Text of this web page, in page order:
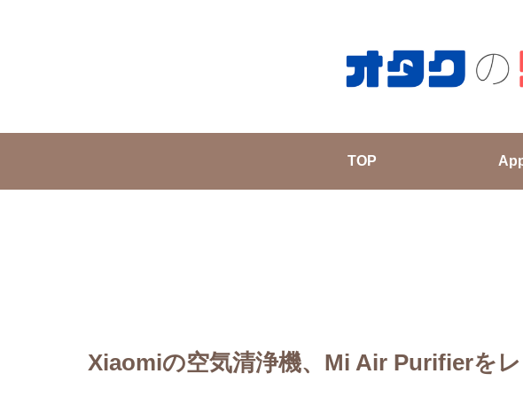
TOP
Xiaomiの空気清浄機、Mi Air Purifierを